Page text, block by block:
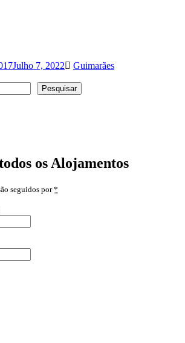
Julho 7, 2022 Tags
Guimarães
Pesquisar
os Alojamentos
seguidos por*